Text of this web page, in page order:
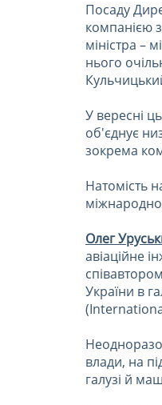
Посаду
компанією
міністра –
нього
У вересні
об'єднує
зокрема
Натомість
Олег
авіаційне
України в
влади, на
галузі й